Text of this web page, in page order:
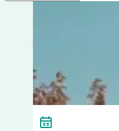
För ett par dagar,
Plats